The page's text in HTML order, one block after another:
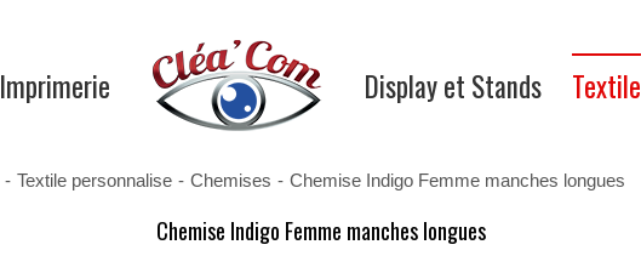
Imprimerie Display et Stands Textile
- Textile personnalise - Chemises - Chemise Indigo Femme manches longues
Chemise Indigo Femme manches longues